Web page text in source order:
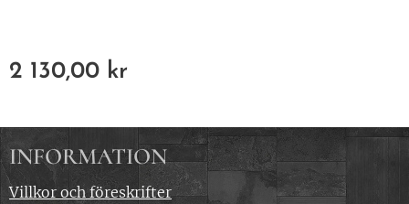
2 130,00 kr
INFORMATION
Villkor och föreskrifter